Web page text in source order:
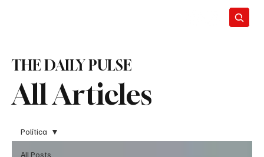
All Articles
THE DAILY PULSE
All Posts
Política